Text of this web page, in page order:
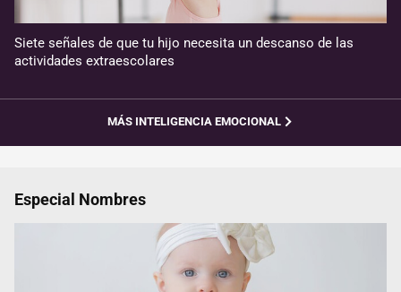
Siete señales de que tu hijo necesita un descanso de las
actividades extraescolares
MÁS INTELIGENCIA EMOCIONAL
Especial Nombres